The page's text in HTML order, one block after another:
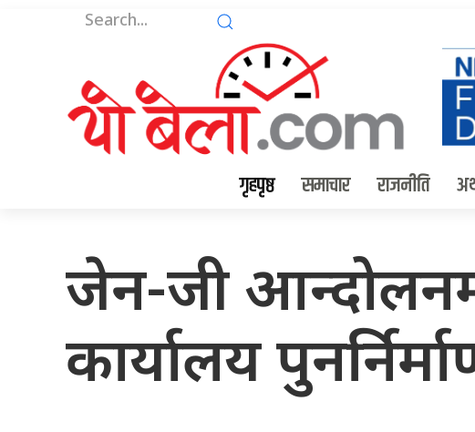
गृहपृष्ठ समाचार राजनीति
जेन-जी आन्दोलनमा
कार्यालय